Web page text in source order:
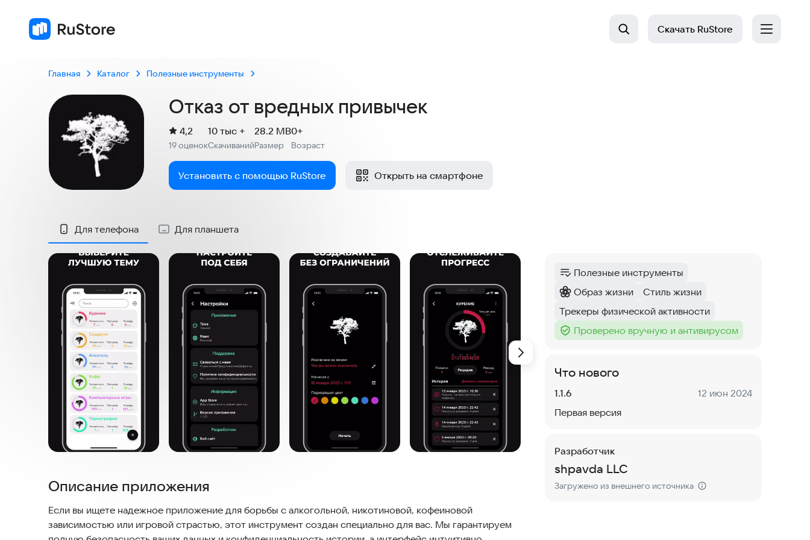
Скачать RuStore
Главная Каталог Полезные инструменты
Отказ от вредных привычек
Рейтинг:
4,2
19 оценокСкачиваний
10 тыс +
Размер
28.2 MB
Возраст
0+
Установить с помощью RuStore Открыть на смартфоне
Для телефона Для планшета
Описание приложения
Если вы ищете надежное приложение для борьбы с алкогольной, никотиновой, кофеиновой
зависимостью или игровой страстью, этот инструмент создан специально для вас. Мы гарантируем
Категория:
Полезные инструменты
Категория:
Образ жизни
Тег:
Стиль жизни
Тег:
Трекеры физической активности
Тег :
Проверено вручную и антивирусом
Что нового
Версия:
1.1.6 Дата:
12 июн 2024
Первая версия
Разработчик
shpavda LLC
Загружено из внешнего источника